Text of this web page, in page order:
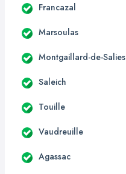
Francazal
Marsoulas
Montgaillard-de-Salies
Saleich
Touille
Vaudreuille
Agassac